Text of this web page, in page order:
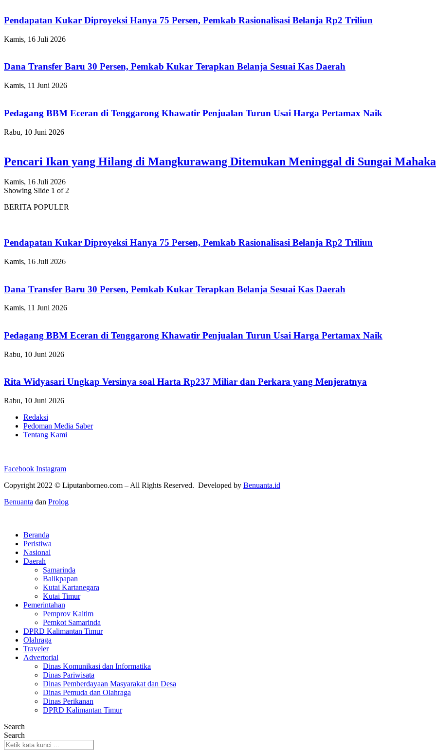
Pendapatan Kukar Diproyeksi Hanya 75 Persen, Pemkab Rasionalisasi Belanja Rp2 Triliun
Kamis, 16 Juli 2026
Dana Transfer Baru 30 Persen, Pemkab Kukar Terapkan Belanja Sesuai Kas Daerah
Kamis, 11 Juni 2026
Pedagang BBM Eceran di Tenggarong Khawatir Penjualan Turun Usai Harga Pertamax Naik
Rabu, 10 Juni 2026
Pencari Ikan yang Hilang di Mangkurawang Ditemukan Meninggal di Sungai
Kamis, 16 Juli 2026
Showing Slide 1 of 2
BERITA POPULER
Pendapatan Kukar Diproyeksi Hanya 75 Persen, Pemkab Rasionalisasi Belanja Rp2 Triliun
Kamis, 16 Juli 2026
Dana Transfer Baru 30 Persen, Pemkab Kukar Terapkan Belanja Sesuai Kas Daerah
Kamis, 11 Juni 2026
Pedagang BBM Eceran di Tenggarong Khawatir Penjualan Turun Usai Harga Pertamax Naik
Rabu, 10 Juni 2026
Rita Widyasari Ungkap Versinya soal Harta Rp237 Miliar dan Perkara yang Menjeratnya
Rabu, 10 Juni 2026
Redaksi
Pedoman Media Saber
Tentang Kami
Facebook Instagram
Copyright 2022 © Liputanborneo.com – All Rights Reserved. Developed by Benuanta.id
Benuanta dan Prolog
Beranda
Peristiwa
Nasional
Daerah
Samarinda
Balikpapan
Kutai Kartanegara
Kutai Timur
Pemerintahan
Pemprov Kaltim
Pemkot Samarinda
DPRD Kalimantan Timur
Olahraga
Traveler
Advertorial
Dinas Komunikasi dan Informatika
Dinas Pariwisata
Dinas Pemberdayaan Masyarakat dan Desa
Dinas Pemuda dan Olahraga
Dinas Perikanan
DPRD Kalimantan Timur
Search
Search